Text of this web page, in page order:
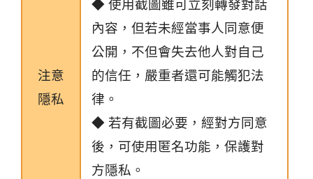
注意
隱私
◆ 使用截圖雖可立刻轉發對話
內容，但若未經當事人同意便
公開，不但會失去他人對自己
的信任，嚴重者還可能觸犯法
律。
◆ 若有截圖必要，經對方同意
後，可使用匿名功能，保護對
方隱私。